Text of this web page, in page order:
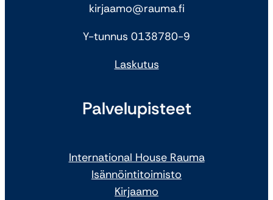
kirjaamo@rauma.fi
Y-tunnus 0138780-9
Laskutus
Palvelupisteet
International House Rauma
Isännöintitoimisto
Kirjaamo